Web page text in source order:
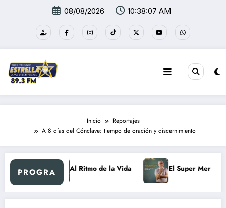
08/08/2026 10:38:08 AM
Inicio
Reportajes
A 8 días del Cónclave: tiempo de oración y discernimiento
PROGRAAl Ritmo de la Vida El Super Mercadón